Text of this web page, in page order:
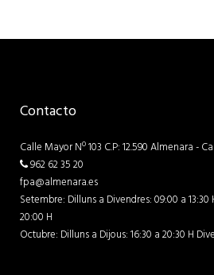
Contacto
Calle Mayor Nº 103 C.P: 12.590 Almenara -
962 62 35 20
fpa@almenara.es
Setembre: Dilluns a Divendres: 09:00 a 13:30
20:00 H
Octubre: Dilluns a Dijous: 16:30 a 20:30 H